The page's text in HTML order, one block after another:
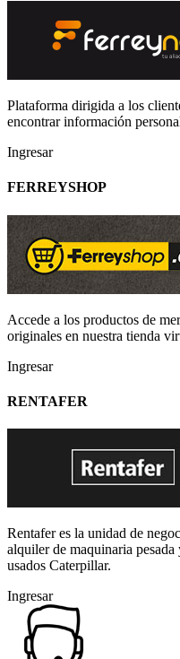
Plataforma dirigida a los
encontrar información
Ingresar
FERREYSHOP
Accede a los productos de
originales en nuestra tienda
Ingresar
RENTAFER
Rentafer es la unidad de
alquiler de maquinaria
usados Caterpillar.
Ingresar